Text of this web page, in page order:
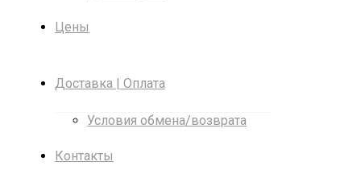
Цены
Доставка | Оплата
Условия обмена/возврата
Контакты